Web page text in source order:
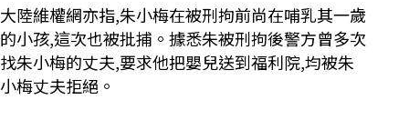
大陸維權網亦指,朱小梅在被刑拘前尚在哺乳其一歲
的小孩,這次也被批捕。據悉朱被刑拘後警方曾多次
找朱小梅的丈夫,要求他把嬰兒送到福利院,均被朱
小梅丈夫拒絕。